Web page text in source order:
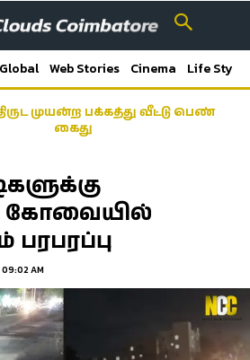
Global Web Stories Cinema Life Style
முயன்ற பக்கத்து வீட்டு பெண்
கைது
கோவையில்
09:02 AM